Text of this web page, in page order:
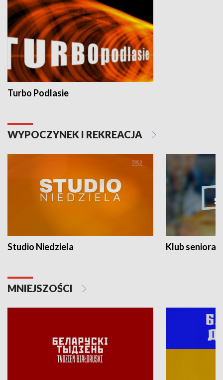
Turbo Podlasie
WYPOCZYNEK I REKREACJA
Studio Niedziela Klub seniora
MNIEJSZOŚCI